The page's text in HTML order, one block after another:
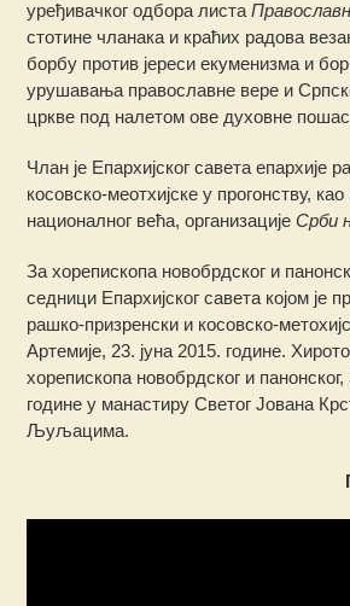
уређивачког одбора листа
стотине чланака и краћих радова
борбу против јереси екуменизма и
урушавања православне вере и
цркве под налетом ове духовне
Члан је Епархијског савета епархије
косовско-меотхијске у прогонству,
националног већа, организацијеСрби
За хорепископа новобрдског и
седници Епархијског савета којом је
рашко-призренски и косовско-
Артемије, 23. јуна 2015. године.
хорепископа новобрдског и панонског,
године у манастиру Светог Јована
Љуљацима.